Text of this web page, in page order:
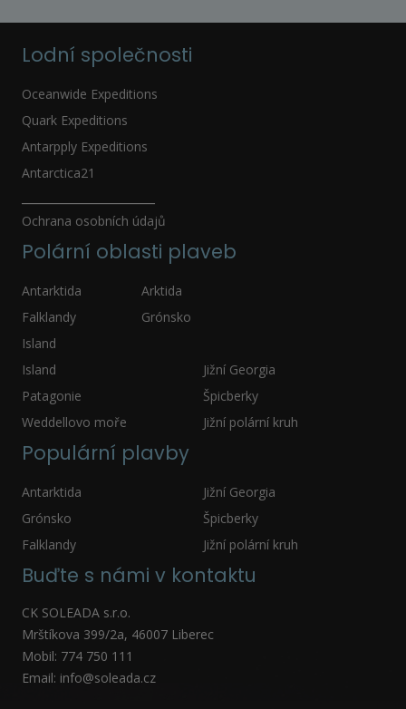
Lodní společnosti
Oceanwide Expeditions
Quark Expeditions
Antarpply Expeditions
Antarctica21
Ochrana osobních údajů
Polární oblasti plaveb
Antarktida
Arktida
Falklandy
Grónsko
Island
Island
Jižní Georgia
Patagonie
Špicberky
Weddellovo moře
Jižní polární kruh
Populární plavby
Antarktida
Jižní Georgia
Grónsko
Špicberky
Falklandy
Jižní polární kruh
Buďte s námi v kontaktu
CK SOLEADA s.r.o.
Mrštíkova 399/2a, 46007 Liberec
Mobil: 774 750 111
Email: info@soleada.cz